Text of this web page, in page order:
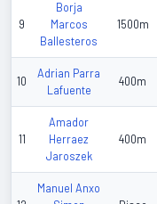
9
Borja
Marcos
Ballesteros
1500m
10
Adrian Parra
Lafuente
400m
11
Amador
Herraez
Jaroszek
400m
Manuel Anxo